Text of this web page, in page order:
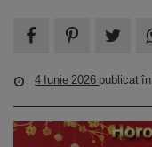
4 Iunie 2026 publicat în